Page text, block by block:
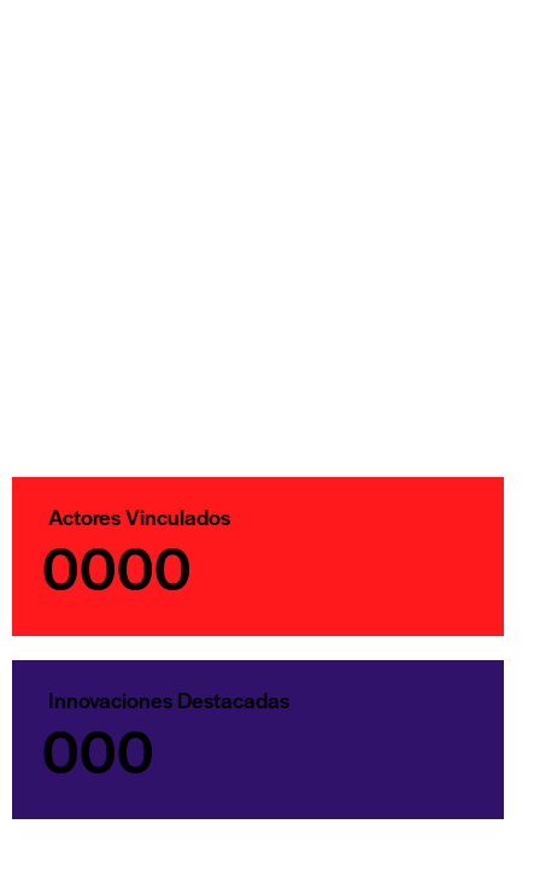
Actores Vinculados
0000
Innovaciones Destacadas
000